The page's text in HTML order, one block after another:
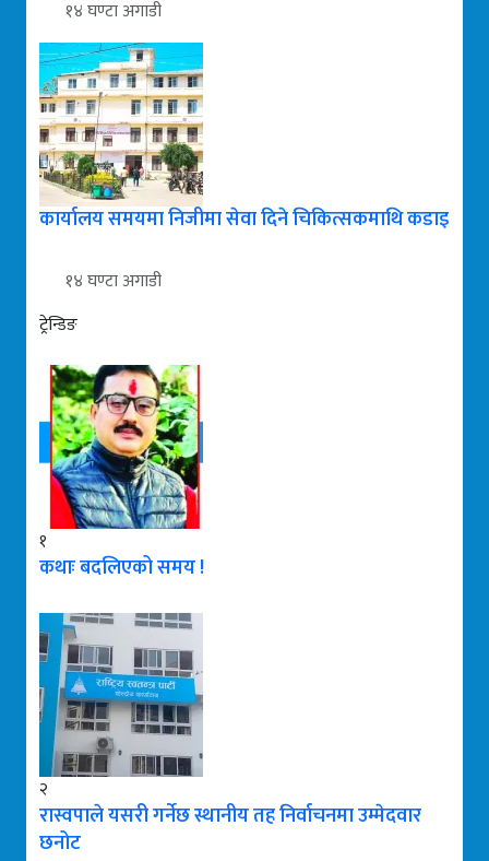
१४ घण्टा अगाडी
कार्यालय समयमा निजीमा सेवा दिने चिकित्सकमाथि कडाइ
१४ घण्टा अगाडी
ट्रेन्डिङ
१
कथाः बदलिएको समय !
२
रास्वपाले यसरी गर्नेछ स्थानीय तह निर्वाचनमा उम्मेदवार
छनोट